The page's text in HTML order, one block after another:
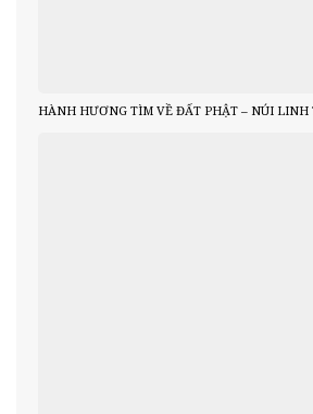
HÀNH HƯƠNG TÌM VỀ ĐẤT PHẬT – NÚI LINH